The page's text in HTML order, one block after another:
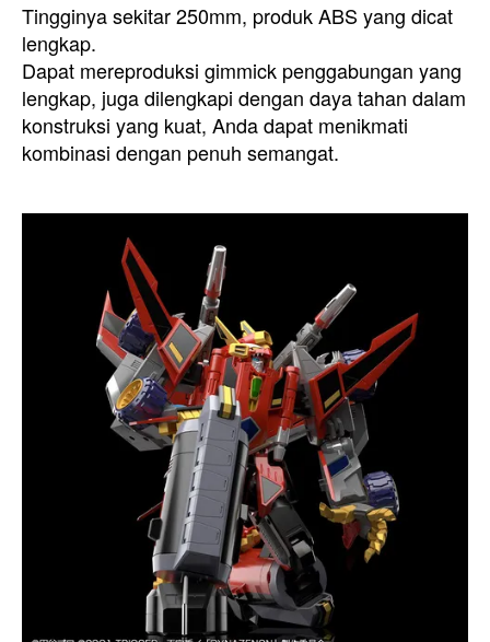
Tingginya sekitar 250mm, produk ABS yang dicat
lengkap.
Dapat mereproduksi gimmick penggabungan yang
lengkap, juga dilengkapi dengan daya tahan dalam
konstruksi yang kuat, Anda dapat menikmati
kombinasi dengan penuh semangat.